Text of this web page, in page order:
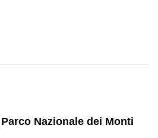
Nazionale dei Monti